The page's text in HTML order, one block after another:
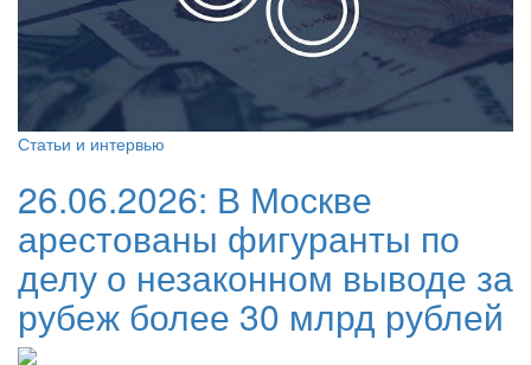
Статьи и интервью
26.06.2026: В Москве
арестованы фигуранты по
делу о незаконном выводе за
рубеж более 30 млрд рублей